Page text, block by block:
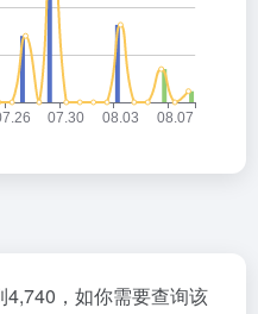
，如你需要查询该